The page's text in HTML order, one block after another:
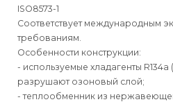
ISO8573-1
Соответствует международным
требованиям.
Особенности конструкции:
- используемые хладагенты R134a
разрушают озоновый слой;
- теплообменник из